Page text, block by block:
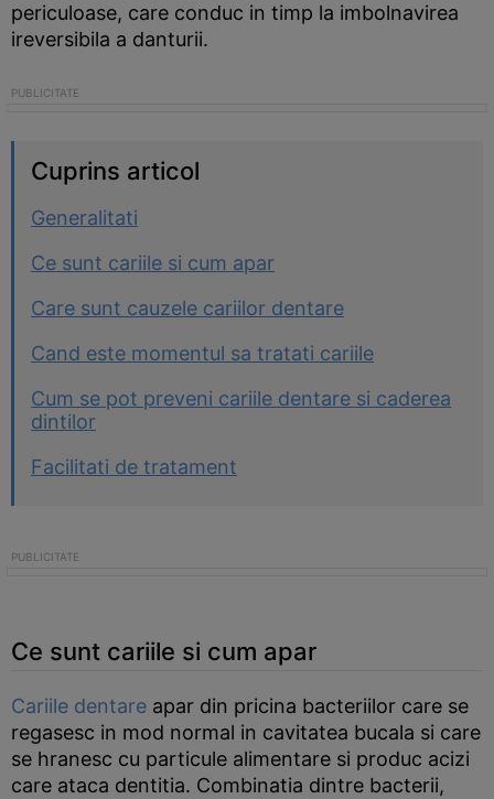
periculoase, care conduc in timp la imbolnavirea
ireversibila a danturii.
Cuprins articol
Generalitati
Ce sunt cariile si cum apar
Care sunt cauzele cariilor dentare
Cand este momentul sa tratati cariile
Cum se pot preveni cariile dentare si caderea
dintilor
Facilitati de tratament
Ce sunt cariile si cum apar
Cariile dentare apar din pricina bacteriilor care se
regasesc in mod normal in cavitatea bucala si care
se hranesc cu particule alimentare si produc acizi
care ataca dentitia. Combinatia dintre bacterii,